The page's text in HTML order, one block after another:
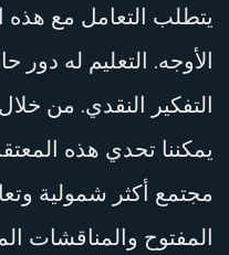
يتطلب التعامل مع هذه
الأوجه. التعليم له
التفكير النقدي. من
يمكننا تحدي هذه
مجتمع أكثر شمولية
المفتوح والمناقشات